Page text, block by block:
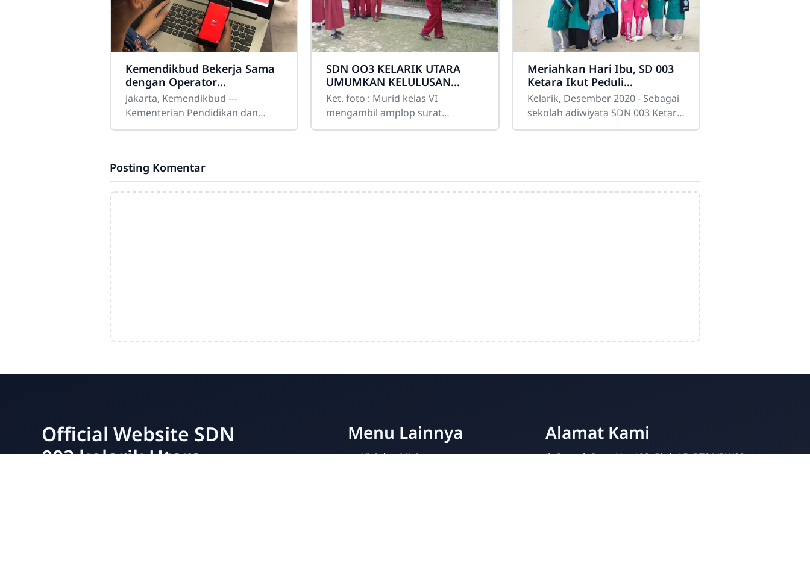
Kemendikbud Bekerja Sama
dengan Operator
Telekomunikasi Sukseskan
Pembelajaran di Rumah
Jakarta, Kemendikbud ---
Kementerian Pendidikan dan
Kebudayaan (Kemendikbud) terus
pembelajaran
SDN OO3 KELARIK UTARA
UMUMKAN KELULUSAN
MURID KELAS VI
Ket. foto : Murid kelas VI
mengambil amplop surat
kelulusanAkhirnya momen yang
Meriahkan Hari Ibu, SD 003
Ketara Ikut Peduli
Lingkungan
Kelarik, Desember 2020 - Sebagai
sekolah adiwiyata SDN 003 Ketara
(Kelarik Utara) mencintai dan
Posting Komentar
Official Website SDN
003 kelarik Utara
Menu Lainnya
Visi dan Misi
Alamat Kami
Jl. Contoh Raya No. 123, Blok A5, RT01/RW02,